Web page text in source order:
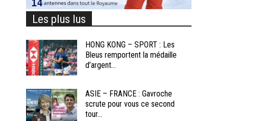
Les plus lus
HONG KONG – SPORT : Les
Bleus remportent la médaille
d’argent...
ASIE – FRANCE : Gavroche
scrute pour vous ce second
tour...